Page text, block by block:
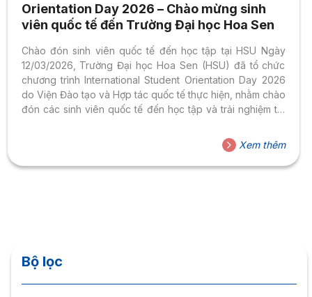
Orientation Day 2026 – Chào mừng sinh
viên quốc tế đến Trường Đại học Hoa Sen
Chào đón sinh viên quốc tế đến học tập tại HSU Ngày
12/03/2026, Trường Đại học Hoa Sen (HSU) đã tổ chức
chương trình International Student Orientation Day 2026
do Viện Đào tạo và Hợp tác quốc tế thực hiện, nhằm chào
đón các sinh viên quốc tế đến học tập và trải nghiệm tại
không chỉ cung cấp những thông tin cần thiết cho sinh
viên trong quá trình học tập mà còn tạo nên một không
gian giao lưu cởi mở, giúp các bạn nhanh chóng hòa
Xem thêm
Bộ lọc